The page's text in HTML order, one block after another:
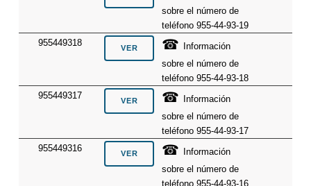
sobre el número de
teléfono 955-44-93-19
955449318
☎ Información
sobre el número de
teléfono 955-44-93-18
955449317
☎ Información
sobre el número de
teléfono 955-44-93-17
955449316
☎ Información
sobre el número de
teléfono 955-44-93-16